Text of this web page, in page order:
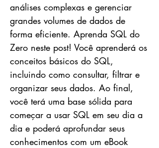
análises complexas e gerenciar
grandes volumes de dados de
forma eficiente. Aprenda SQL do
Zero neste post! Você aprenderá os
conceitos básicos do SQL,
incluindo como consultar, filtrar e
organizar seus dados. Ao final,
você terá uma base sólida para
começar a usar SQL em seu dia a
dia e poderá aprofundar seus
conhecimentos com um eBook